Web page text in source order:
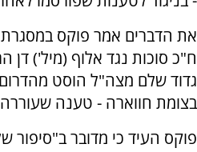
את הדברים אמר פוקס
ח"כ סוכות נגד אלוף (מיל') דן
גדוד שלם מצה"ל הוסט
בצומת חווארה - טענה
פוקס העיד כי מדובר ב"סיפור